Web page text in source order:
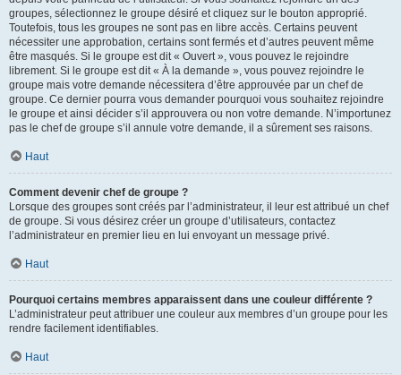
groupes, sélectionnez le groupe désiré et cliquez sur le bouton approprié.
Toutefois, tous les groupes ne sont pas en libre accès. Certains peuvent
nécessiter une approbation, certains sont fermés et d’autres peuvent même
être masqués. Si le groupe est dit « Ouvert », vous pouvez le rejoindre
librement. Si le groupe est dit « À la demande », vous pouvez rejoindre le
groupe mais votre demande nécessitera d’être approuvée par un chef de
groupe. Ce dernier pourra vous demander pourquoi vous souhaitez rejoindre
le groupe et ainsi décider s’il approuvera ou non votre demande. N’importunez
pas le chef de groupe s’il annule votre demande, il a sûrement ses raisons.
Haut
Comment devenir chef de groupe ?
Lorsque des groupes sont créés par l’administrateur, il leur est attribué un chef
de groupe. Si vous désirez créer un groupe d’utilisateurs, contactez
l’administrateur en premier lieu en lui envoyant un message privé.
Haut
Pourquoi certains membres apparaissent dans une couleur différente ?
L’administrateur peut attribuer une couleur aux membres d’un groupe pour les
rendre facilement identifiables.
Haut